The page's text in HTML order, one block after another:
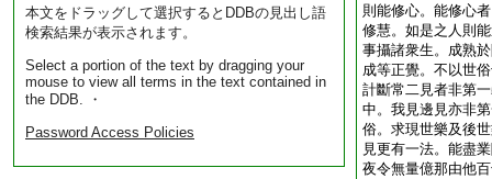
本文をドラッグして選択するとDDBの見出し語
検索結果が表示されます。
Select a portion of the text by dragging your
mouse to view all terms in the text contained in
the DDB. ・
Password Access Policies
則能修心。能修心
修慧。如是之人則
事攝諸衆生。成熟
成等正覺。不以世
計斷常二見者非第
中。我見邊見亦非
俗。求現世樂及後
見更有一法。能盡
夜令無量億那由他